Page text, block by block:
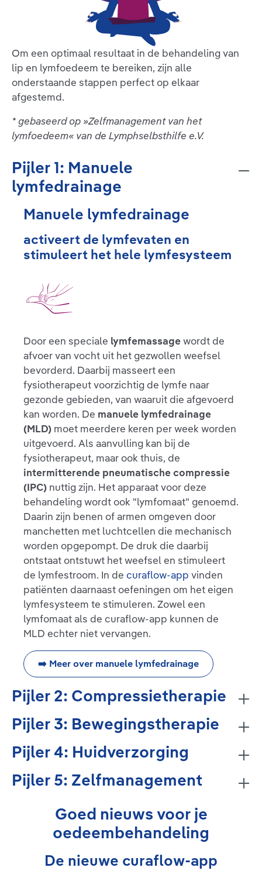
Om een optimaal resultaat in de behandeling van
lip en lymfoedeem te bereiken, zijn alle
onderstaande stappen perfect op elkaar
afgestemd.
* gebaseerd op »Zelfmanagement van het
lymfoedeem« van de Lymphselbsthilfe e.V.
Pijler 1: Manuele
lymfedrainage
Manuele lymfedrainage
activeert de lymfevaten en
stimuleert het hele lymfesysteem
Door een speciale lymfemassagewordt de
afvoer van vocht uit het gezwollen weefsel
bevorderd. Daarbij masseert een
fysiotherapeut voorzichtig de lymfe naar
gezonde gebieden, van waaruit die afgevoerd
kan worden. De manuele lymfedrainage
(MLD) moet meerdere keren per week worden
uitgevoerd. Als aanvulling kan bij de
fysiotherapeut, maar ook thuis, de
intermitterende pneumatische compressie
(IPC) nuttig zijn. Het apparaat voor deze
behandeling wordt ook "lymfomaat" genoemd.
Daarin zijn benen of armen omgeven door
manchetten met luchtcellen die mechanisch
worden opgepompt. De druk die daarbij
ontstaat ontstuwt het weefsel en stimuleert
de lymfestroom. In de curaflow-app vinden
patiënten daarnaast oefeningen om het eigen
lymfesysteem te stimuleren. Zowel een
lymfomaat als de curaflow-app kunnen de
MLD echter niet vervangen.
➡️ Meer over manuele lymfedrainage
Pijler 2: Compressietherapie
Pijler 3: Bewegingstherapie
Pijler 4: Huidverzorging
Pijler 5: Zelfmanagement
Goed nieuws voor je
oedeembehandeling
De nieuwe curaflow-app